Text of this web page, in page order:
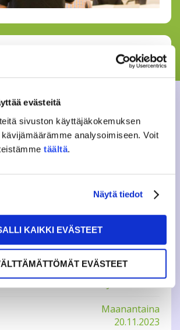
evästeitä
sivuston käyttäjäkokemuksen
analysoimiseen. Voit
täältä.
Näytä tiedot
KAIKKI EVÄSTEET
EVÄSTEET
SYYSKOKOUS
kaikille JAMKOn jäsenille.
Maanantaina
20.11.2023